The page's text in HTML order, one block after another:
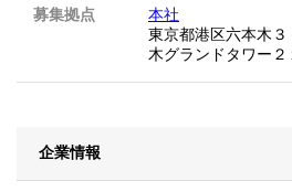
募集拠点
本社
東京都港区六本木
木グランドタワー２
企業情報